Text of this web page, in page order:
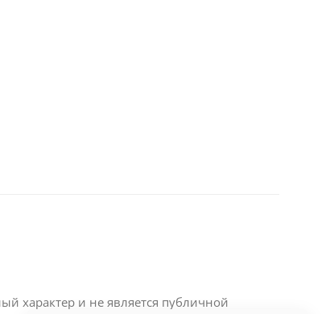
характер и не является публичной